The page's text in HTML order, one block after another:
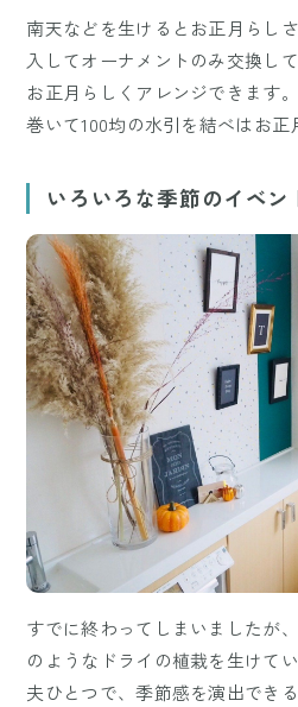
南天などを生けるとお正月らし
入してオーナメントのみ交換し
お正月らしくアレンジできます
巻いて100均の水引を結べはお正
いろいろな季節のイベン
すでに終わってしまいましたが
のようなドライの植栽を生けて
夫ひとつで、季節感を演出でき